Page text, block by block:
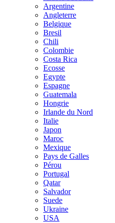
Argentine
Angleterre
Belgique
Bresil
Chili
Colombie
Costa Rica
Ecosse
Egypte
Espagne
Guatemala
Hongrie
Irlande du Nord
Italie
Japon
Maroc
Mexique
Pays de Galles
Pérou
Portugal
Qatar
Salvador
Suede
Ukraine
USA